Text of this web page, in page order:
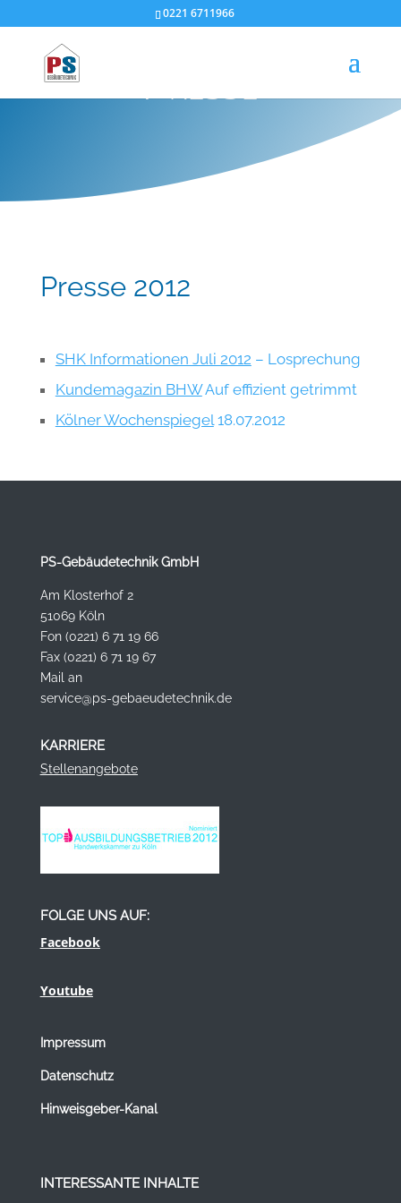
0221 6711966
Presse
Presse 2012
SHK Informationen Juli 2012 – Losprechung
Kundemagazin BHWAuf effizient getrimmt
Kölner Wochenspiegel18.07.2012
PS-Gebäudetechnik GmbH
Am Klosterhof 2
51069 Köln
Fon (0221) 6 71 19 66
Fax (0221) 6 71 19 67
Mail an
service@ps-gebaeudetechnik.de
KARRIERE
Stellenangebote
FOLGE UNS AUF:
Facebook
Youtube
Impressum
Datenschutz
Hinweisgeber-Kanal
INTERESSANTE INHALTE